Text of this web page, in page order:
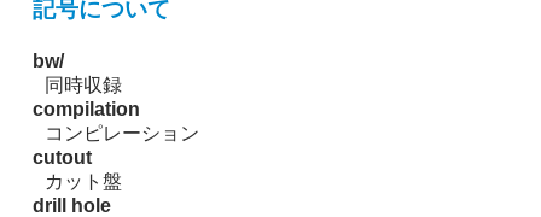
記号について
bw/
同時収録
compilation
コンピレーション
cutout
カット盤
drill hole